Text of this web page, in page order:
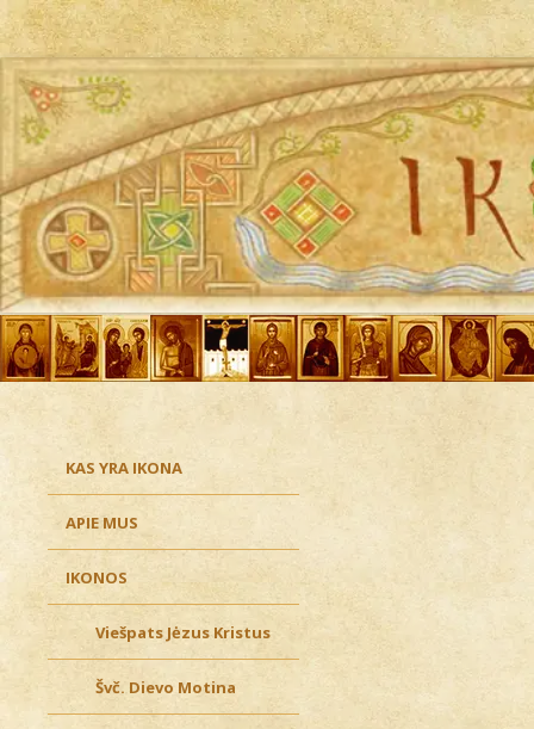
Ikona
KAS YRA IKONA
APIE MUS
IKONOS
Viešpats Jėzus Kristus
Švč. Dievo Motina